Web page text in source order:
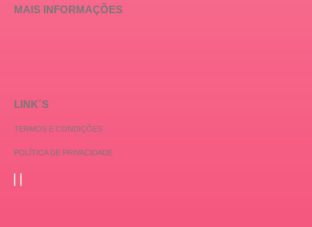
MAIS INFORMAÇÕES
LINK´S
TERMOS E CONDIÇÕES
POLÍTICA DE PRIVACIDADE